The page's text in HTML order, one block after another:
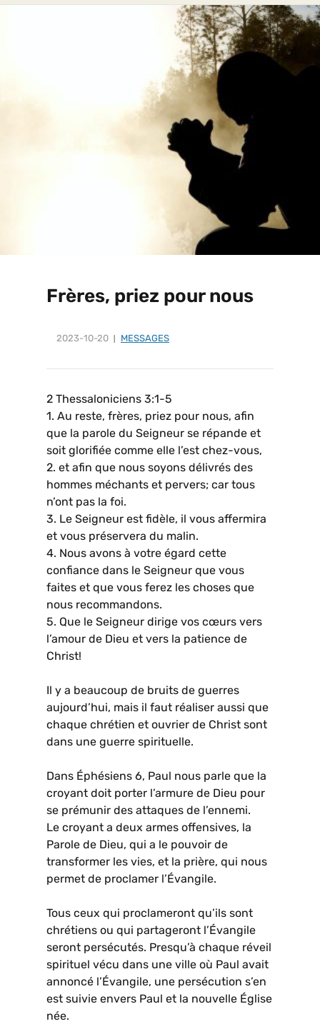
Frères, priez pour nous
2023-10-20 MESSAGES
2 Thessaloniciens 3:1-5
1. Au reste, frères, priez pour nous, afin
que la parole du Seigneur se répande et
soit glorifiée comme elle l’est chez-vous,
2. et afin que nous soyons délivrés des
hommes méchants et pervers; car tous
n’ont pas la foi.
3. Le Seigneur est fidèle, il vous affermira
et vous préservera du malin.
4. Nous avons à votre égard cette
confiance dans le Seigneur que vous
faites et que vous ferez les choses que
nous recommandons.
5. Que le Seigneur dirige vos cœurs vers
l’amour de Dieu et vers la patience de
Christ!
Il y a beaucoup de bruits de guerres
aujourd’hui, mais il faut réaliser aussi que
chaque chrétien et ouvrier de Christ sont
dans une guerre spirituelle.
Dans Éphésiens 6, Paul nous parle que la
croyant doit porter l’armure de Dieu pour
se prémunir des attaques de l’ennemi.
Le croyant a deux armes offensives, la
Parole de Dieu, qui a le pouvoir de
transformer les vies, et la prière, qui nous
permet de proclamer l’Évangile.
Tous ceux qui proclameront qu’ils sont
chrétiens ou qui partageront l’Évangile
seront persécutés. Presqu’à chaque réveil
spirituel vécu dans une ville où Paul avait
annoncé l’Évangile, une persécution s’en
est suivie envers Paul et la nouvelle Église
née.